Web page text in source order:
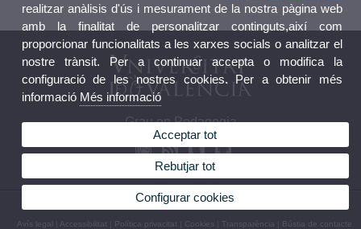
Grau en Pedagogia
© 2026 UV. - Av. Blasco Ibáñez 30, 46010 València. Espanya. Tel. (+34) 96 386 41 00
Avís legal Accessibilitat Política privacitat Cookies Transparència Bústia de contacte
realitzar anàlisis d'ús i mesurament de la nostra pàgina web
amb la finalitat de personalitzar continguts,així com
proporcionar funcionalitats a les xarxes socials o analitzar el
nostre trànsit. Per a continuar accepta o modifica la
configuració de les nostres cookies. Per a obtenir més
informació Més informació
Acceptar tot
Rebutjar tot
Configurar cookies